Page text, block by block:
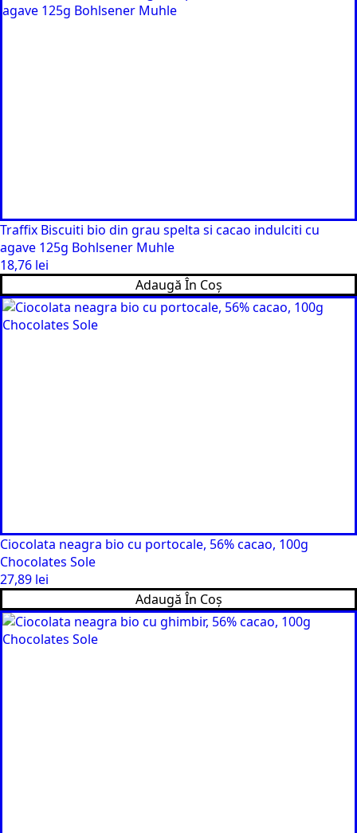
Traffix Biscuiti bio din grau spelta si cacao indulciti cu
agave 125g Bohlsener Muhle
18,76 lei
Adaugă În Coș
Ciocolata neagra bio cu portocale, 56% cacao, 100g
Chocolates Sole
27,89 lei
Adaugă În Coș